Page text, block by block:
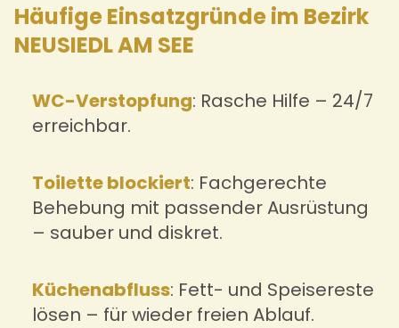
Häufige Einsatzgründe im Bezirk
NEUSIEDL AM SEE
WC-Verstopfung: Rasche Hilfe – 24/7
erreichbar.
Toilette blockiert: Fachgerechte
Behebung mit passender Ausrüstung
– sauber und diskret.
Küchenabfluss: Fett- und Speisereste
lösen – für wieder freien Ablauf.